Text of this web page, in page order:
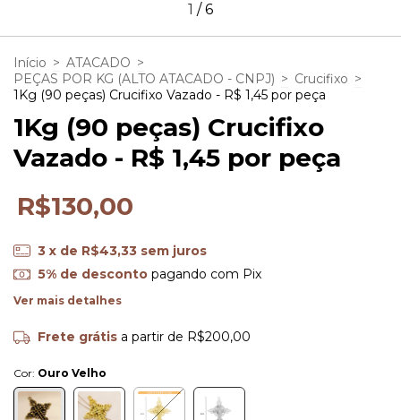
1 /6
Início > ATACADO >
PEÇAS POR KG (ALTO ATACADO - CNPJ) > Crucifixo >
1Kg (90 peças) Crucifixo Vazado - R$ 1,45 por peça
1Kg (90 peças) Crucifixo
Vazado - R$ 1,45 por peça
R$130,00
3 x de R$43,33 sem juros
5% de descontopagando com Pix
Ver mais detalhes
Frete grátis a partir de R$200,00
Cor: Ouro Velho